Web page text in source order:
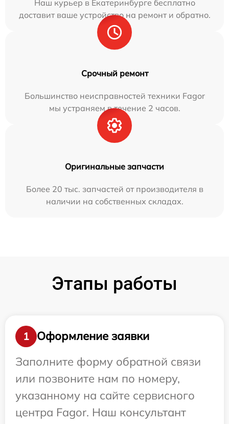
Наш курьер в Екатеринбурге бесплатно
доставит ваше устройство на ремонт и обратно.
Срочный ремонт
Большинство неисправностей техники Fagor
мы устраняем в течение 2 часов.
Оригинальные запчасти
Более 20 тыс. запчастей от производителя в
наличии на собственных складах.
Этапы работы
1
Оформление заявки
Заполните форму обратной связи
или позвоните нам по номеру,
указанному на сайте сервисного
центра Fagor. Наш консультант